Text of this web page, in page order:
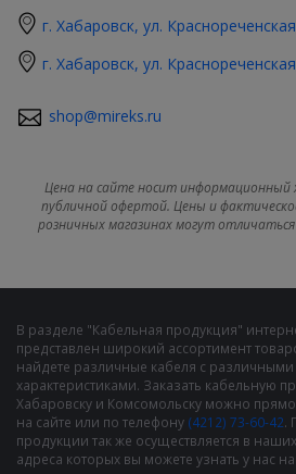
г. Хабаровск, ул.
г. Хабаровск, ул.
shop@mireks.ru
Цена на сайте носит информационный
публичной офертой. Цены и
розничных магазинах могут
В разделе "Кабельная продукция"
представлен широкий ассортимент
найдете различные кабеля с различными
характеристиками. Заказать кабельную
Хабаровску и Комсомольску можно
на сайте или по телефону (4212) 73-60-42.
продукции так же осуществляется в
адреса которых вы можете узнать у нас на